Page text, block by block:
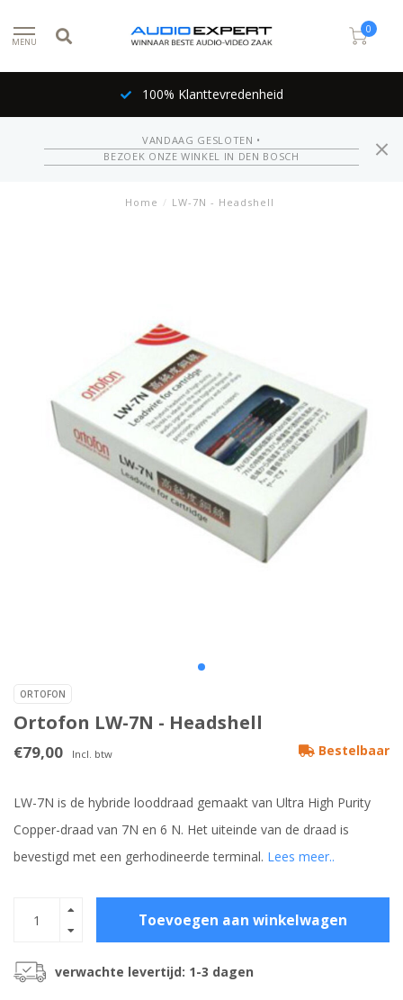
MENU
0
100% Klanttevredenheid
VANDAAG GESLOTEN •
BEZOEK ONZE WINKEL IN DEN BOSCH
Home / LW-7N - Headshell
ORTOFON
Ortofon LW-7N - Headshell
€79,00 Incl. btw Bestelbaar
LW-7N is de hybride looddraad gemaakt van Ultra High Purity
Copper-draad van 7N en 6 N. Het uiteinde van de draad is
bevestigd met een gerhodineerde terminal. Lees meer..
Toevoegen aan winkelwagen
verwachte levertijd: 1-3 dagen